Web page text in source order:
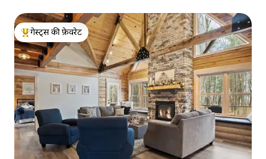
गेस्ट्स का टॉप फ़ेवरेट
गेस्ट्स की फ़ेवरेट